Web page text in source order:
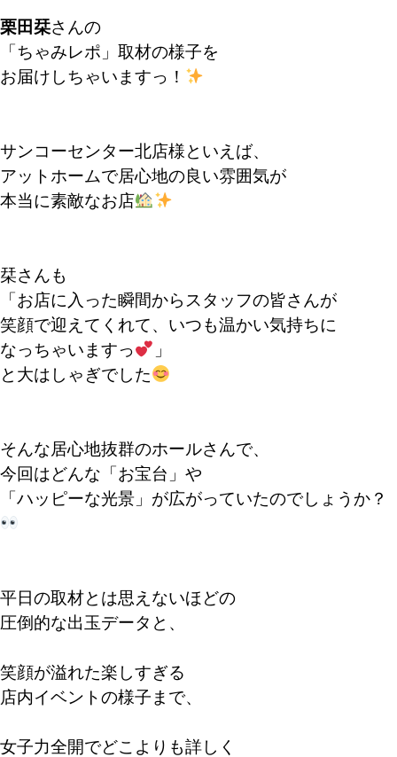
栗田栞さんの
「ちゃみレポ」取材の様子を
お届けしちゃいますっ！
サンコーセンター北店様といえば、
アットホームで居心地の良い雰囲気が
本当に素敵なお店
栞さんも
「お店に入った瞬間からスタッフの皆さんが
笑顔で迎えてくれて、いつも温かい気持ちに
なっちゃいますっ
」
と大はしゃぎでした
そんな居心地抜群のホールさんで、
今回はどんな「お宝台」や
「ハッピーな光景」が広がっていたのでしょうか？
平日の取材とは思えないほどの
圧倒的な出玉データと、
笑顔が溢れた楽しすぎる
店内イベントの様子まで、
女子力全開でどこよりも詳しく